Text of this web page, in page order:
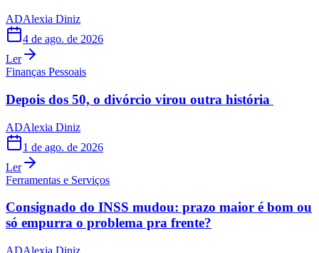
ADAlexia Diniz
4 de ago. de 2026
Ler
Finanças Pessoais
Depois dos 50, o divórcio virou outra história
ADAlexia Diniz
1 de ago. de 2026
Ler
Ferramentas e Serviços
Consignado do INSS mudou: prazo maior é bom ou
só empurra o problema pra frente?
ADAlexia Diniz